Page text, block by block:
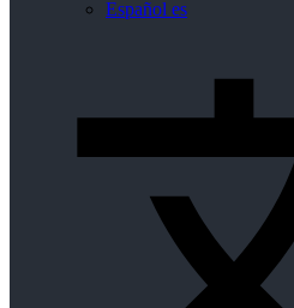
Español es